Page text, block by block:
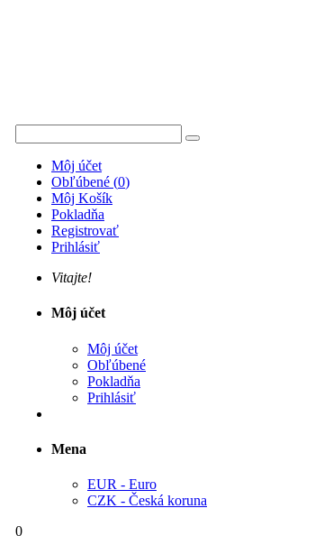
Môj účet
Obľúbené (0)
Môj Košík
Pokladňa
Registrovať
Prihlásiť
Vitajte!
Môj účet
Môj účet
Obľúbené
Pokladňa
Prihlásiť
Mena
EUR - Euro
CZK - Česká koruna
0